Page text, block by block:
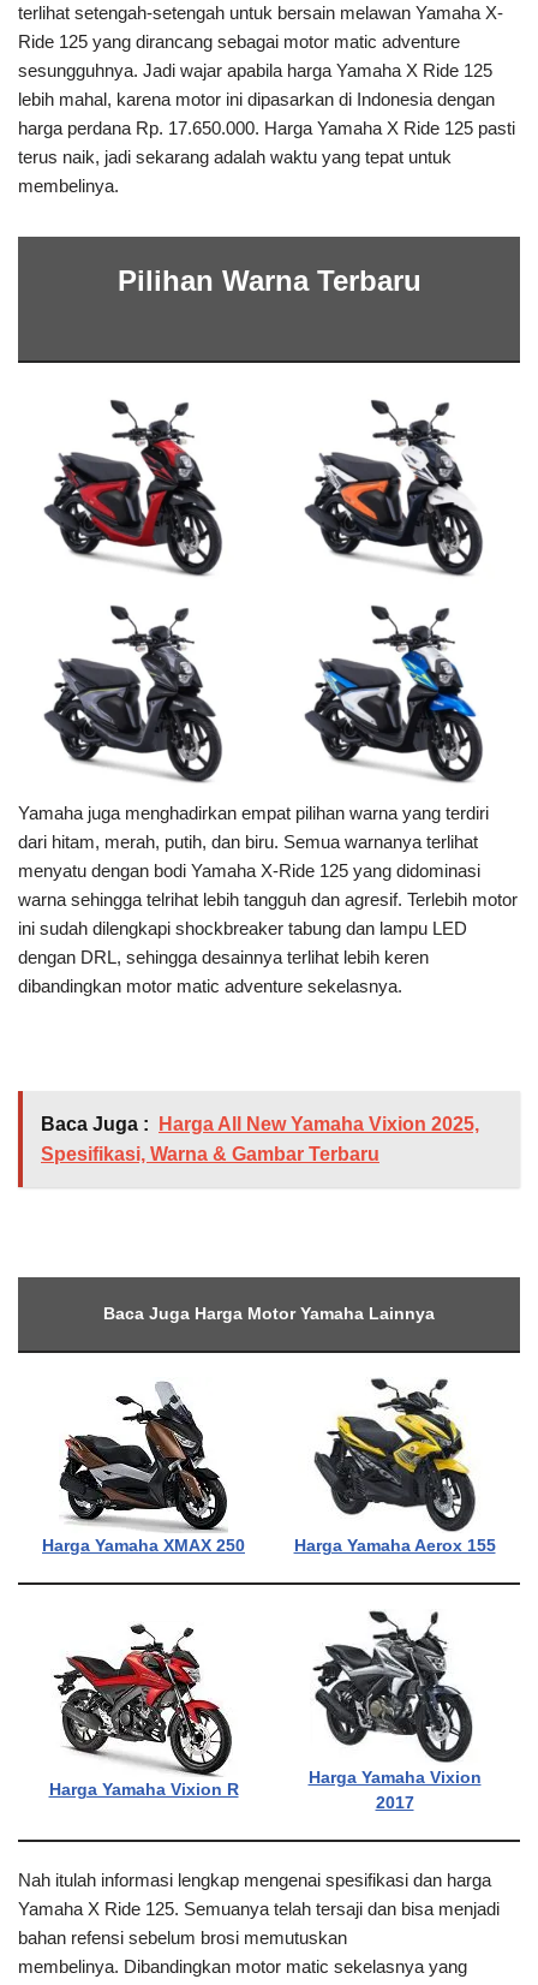
terlihat setengah-setengah untuk bersain melawan Yamaha X-
Ride 125 yang dirancang sebagai motor matic adventure
sesungguhnya. Jadi wajar apabila harga Yamaha X Ride 125
lebih mahal, karena motor ini dipasarkan di Indonesia dengan
harga perdana Rp. 17.650.000. Harga Yamaha X Ride 125 pasti
terus naik, jadi sekarang adalah waktu yang tepat untuk
membelinya.
Pilihan Warna Terbaru
Yamaha juga menghadirkan empat pilihan warna yang terdiri
dari hitam, merah, putih, dan biru. Semua warnanya terlihat
menyatu dengan bodi Yamaha X-Ride 125 yang didominasi
warna sehingga telrihat lebih tangguh dan agresif. Terlebih motor
ini sudah dilengkapi shockbreaker tabung dan lampu LED
dengan DRL, sehingga desainnya terlihat lebih keren
dibandingkan motor matic adventure sekelasnya.
Baca Juga :
Harga All New Yamaha Vixion 2025,
Spesifikasi, Warna & Gambar Terbaru
Baca Juga Harga Motor Yamaha Lainnya
Harga Yamaha XMAX 250 Harga Yamaha Aerox 155
Harga Yamaha Vixion R
Harga Yamaha Vixion
2017
Nah itulah informasi lengkap mengenai spesifikasi dan harga
Yamaha X Ride 125. Semuanya telah tersaji dan bisa menjadi
bahan refensi sebelum brosi memutuskan
membelinya. Dibandingkan motor matic sekelasnya yang